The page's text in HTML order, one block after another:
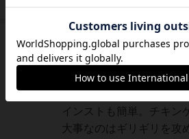
108名 0名 0
好きな軽ゲーのひとつ。
インストも簡単。チキン
大事なのはギリギリを攻
国王